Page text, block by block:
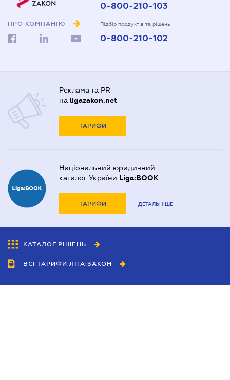
ПРО КОМПАНІЮ
0-800-210-103
Підбір продуктів та рішень
0-800-210-102
Реклама та PR
на ligazakon.net
ТАРИФИ
Національний юридичний
каталог України Liga:BOOK
ТАРИФИ ДЕТАЛЬНІШЕ
КАТАЛОГ РІШЕНЬ
ВСІ ТАРИФИ ЛІГА:ЗАКОН